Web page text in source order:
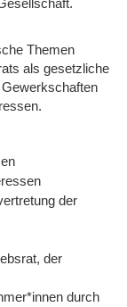
Themen
als gesetzliche
der
der
durch